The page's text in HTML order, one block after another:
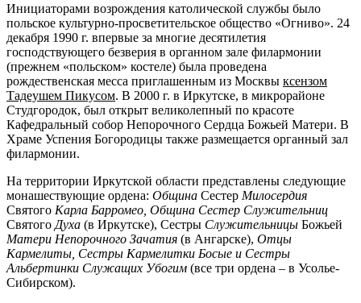
Инициаторами возрождения католической служ­бы было
польское культурно-просветительское об­щество «Огниво». 24
декабря 1990 г. впервые за мно­гие десятилетия
господствующего безверия в органном зале филармонии
(прежнем «польском» костеле) была проведена
рождественская месса приглашенным из Москвы ксензом
Тадеушем Пикусом. В 2000 г. в Иркутс­ке, в микрорайоне
Студгородок, был открыт велико­лепный по красоте
Кафедральный собор Непорочного Сердца Божьей Матери. В
Храме Успения Богородицы также размещается органный зал
филармонии.
На территории Иркутской области представлены следующие
монашествующие ордена: Община Сестер Милосердия
Святого Карла Барромео, Община Сестер Служительниц
Святого Духа (в Иркутске), Сестры Служительницы Божьей
Матери Непорочного Зачатия (в Ангарске), Отцы
Кармелиты, Сестры Кармелитки Босые и Сестры
Альбертинки Служащих Убогим (все три ордена – в Усолье-
Сибирском).